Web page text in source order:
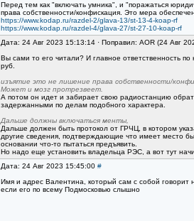
Перед тем как "включать умника", и "поражаться
права собственности/конфискация. Это мера
https://www.kodap.ru/razdel-2/glava-13/st-13-4-koap-rf
https://www.kodap.ru/razdel-4/glava-27/st-27-10-koap-rf
Дата: 24 Авг 2023 15:13:14 · Поправил: AOR (24 Авг
Вы сами то его читали? И главное ответственность
руб.
изъятие это не лишение права собственности/
Может и мозг протрезвеет.
А потом он идет и забирает свою радиостанцию
задержанными по делам подобного характера.
Дальше должны включаться менты,
Дальше должен быть протокол от ГРЧЦ, в котором
другие сведения, подтверждающие что имеет место
основании что-то пытаться предъявить.
Но надо еще установить владельца РЭС, а вот тут
Дата: 24 Авг 2023 15:45:00 #
Имя и адрес Валентина, который сам с собой
если его по всему Подмосковью слышно